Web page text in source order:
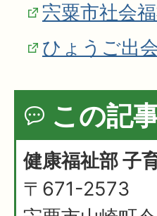
宍粟市社会
ひょうご出
この記
健康福祉部 子
〒671-2573